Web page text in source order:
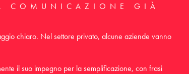
COMUNICAZIONE GIÀ
chiaro. Nel settore privato, alcune aziende vanno
il suo impegno per la semplificazione, con frasi